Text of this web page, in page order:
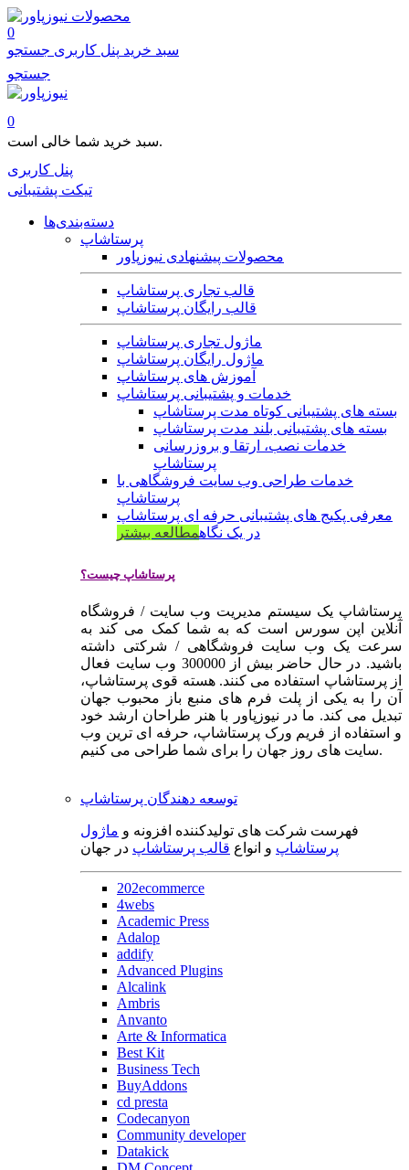
محصولات
0
سبد خرید پنل کاربری جستجو
جستجو
0
سبد خرید شما خالی است.
پنل کاربری
تیکت پشتیبانی
دسته‌بندی‌ها
پرستاشاپ
محصولات پیشنهادی نیوزپاور
قالب تجاری پرستاشاپ
قالب رایگان پرستاشاپ
ماژول تجاری پرستاشاپ
ماژول رایگان پرستاشاپ
آموزش های پرستاشاپ
خدمات و پشتیبانی پرستاشاپ
بسته های پشتیبانی کوتاه مدت پرستاشاپ
بسته های پشتیبانی بلند مدت پرستاشاپ
خدمات نصب، ارتقا و بروزرسانی
پرستاشاپ
خدمات طراحی وب سایت فروشگاهی با
پرستاشاپ
معرفی پکیج های پشتیبانی حرفه ای پرستاشاپ
در یک نگاهمطالعه بیشتر
پرستاشاپ چیست؟
پرستاشاپ یک سیستم مدیریت وب سایت / فروشگاه
آنلاین اپن سورس است که به شما کمک می کند به
سرعت یک وب سایت فروشگاهی / شرکتی داشته
باشید. در حال حاضر بیش از 300000 وب سایت فعال
از پرستاشاپ استفاده می کنند. هسته قوی پرستاشاپ،
آن را به یکی از پلت فرم های منبع باز محبوب جهان
تبدیل می کند. ما در نیوزپاور با هنر طراحان ارشد خود
و استفاده از فریم ورک پرستاشاپ، حرفه ای ترین وب
سایت های روز جهان را برای شما طراحی می کنیم.
توسعه دهندگان پرستاشاپ
فهرست شرکت های تولیدکننده افزونه و ماژول
پرستاشاپ و انواع قالب پرستاشاپ در جهان
202ecommerce
4webs
Academic Press
Adalop
addify
Advanced Plugins
Alcalink
Ambris
Anvanto
Arte & Informatica
Best Kit
Business Tech
BuyAddons
cd presta
Codecanyon
Community developer
Datakick